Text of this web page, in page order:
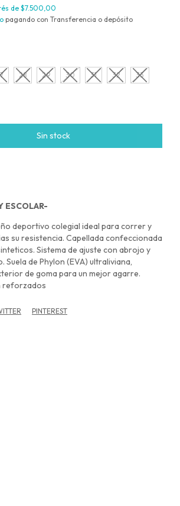
de $7.500,00
pagando con Transferencia o depósito
28 29 30 31 32 33
ESCOLAR-
deportivo colegial ideal para correr y
su resistencia. Capellada confeccionada
Sistema de ajuste con abrojo y
Suela de Phylon (EVA) ultraliviana,
de goma para un mejor agarre.
reforzados
PINTEREST